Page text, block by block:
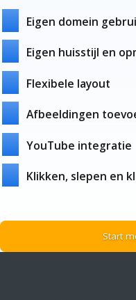
Eigen domein
Eigen huisstijl en
Flexibele layout
Afbeeldingen
YouTube integratie
Klikken, slepen en
Start